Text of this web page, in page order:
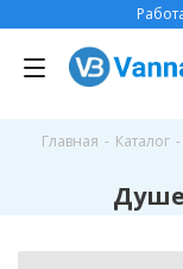
Главная - Каталог -